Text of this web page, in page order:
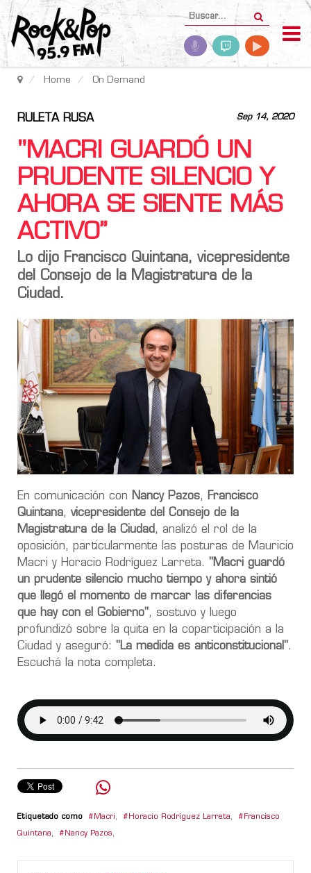
Home On Demand
Sep 14, 2020
RULETA RUSA
"MACRI GUARDÓ UN
PRUDENTE SILENCIO Y
AHORA SE SIENTE MÁS
ACTIVO”
Lo dijo Francisco Quintana, vicepresidente
del Consejo de la Magistratura de la
Ciudad.
En comunicación con Nancy Pazos,
Francisco
Quintana, vicepresidente del Consejo de la
Magistratura de la Ciudad, analizó el rol de la
oposición, particularmente las posturas de Mauricio
Macri y Horacio Rodríguez Larreta. "Macri guardó
un prudente silencio mucho tiempo y ahora sintió
que llegó el momento de marcar las diferencias
que hay con el Gobierno", sostuvo y luego
profundizó sobre la quita en la coparticipación a la
Ciudad y aseguró: "La medida es anticonstitucional".
Escuchá la nota completa.
Etiquetado como Macri, Horacio Rodríguez Larreta, Francisco
Quintana, Nancy Pazos,